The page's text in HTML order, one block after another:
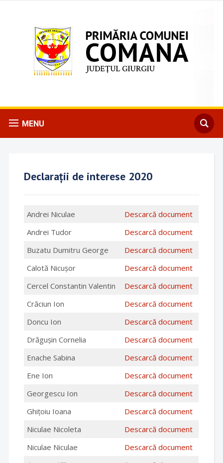
MENU
Declarații de interese 2020
Andrei Niculae
Descarcă document
Andrei Tudor
Descarcă document
Buzatu Dumitru George
Descarcă document
Calotă Nicușor
Descarcă document
Cercel Constantin Valentin
Descarcă document
Crăciun Ion
Descarcă document
Doncu Ion
Descarcă document
Drăgușin Cornelia
Descarcă document
Enache Sabina
Descarcă document
Ene Ion
Descarcă document
Georgescu Ion
Descarcă document
Ghițoiu Ioana
Descarcă document
Niculae Nicoleta
Descarcă document
Niculae Niculae
Descarcă document